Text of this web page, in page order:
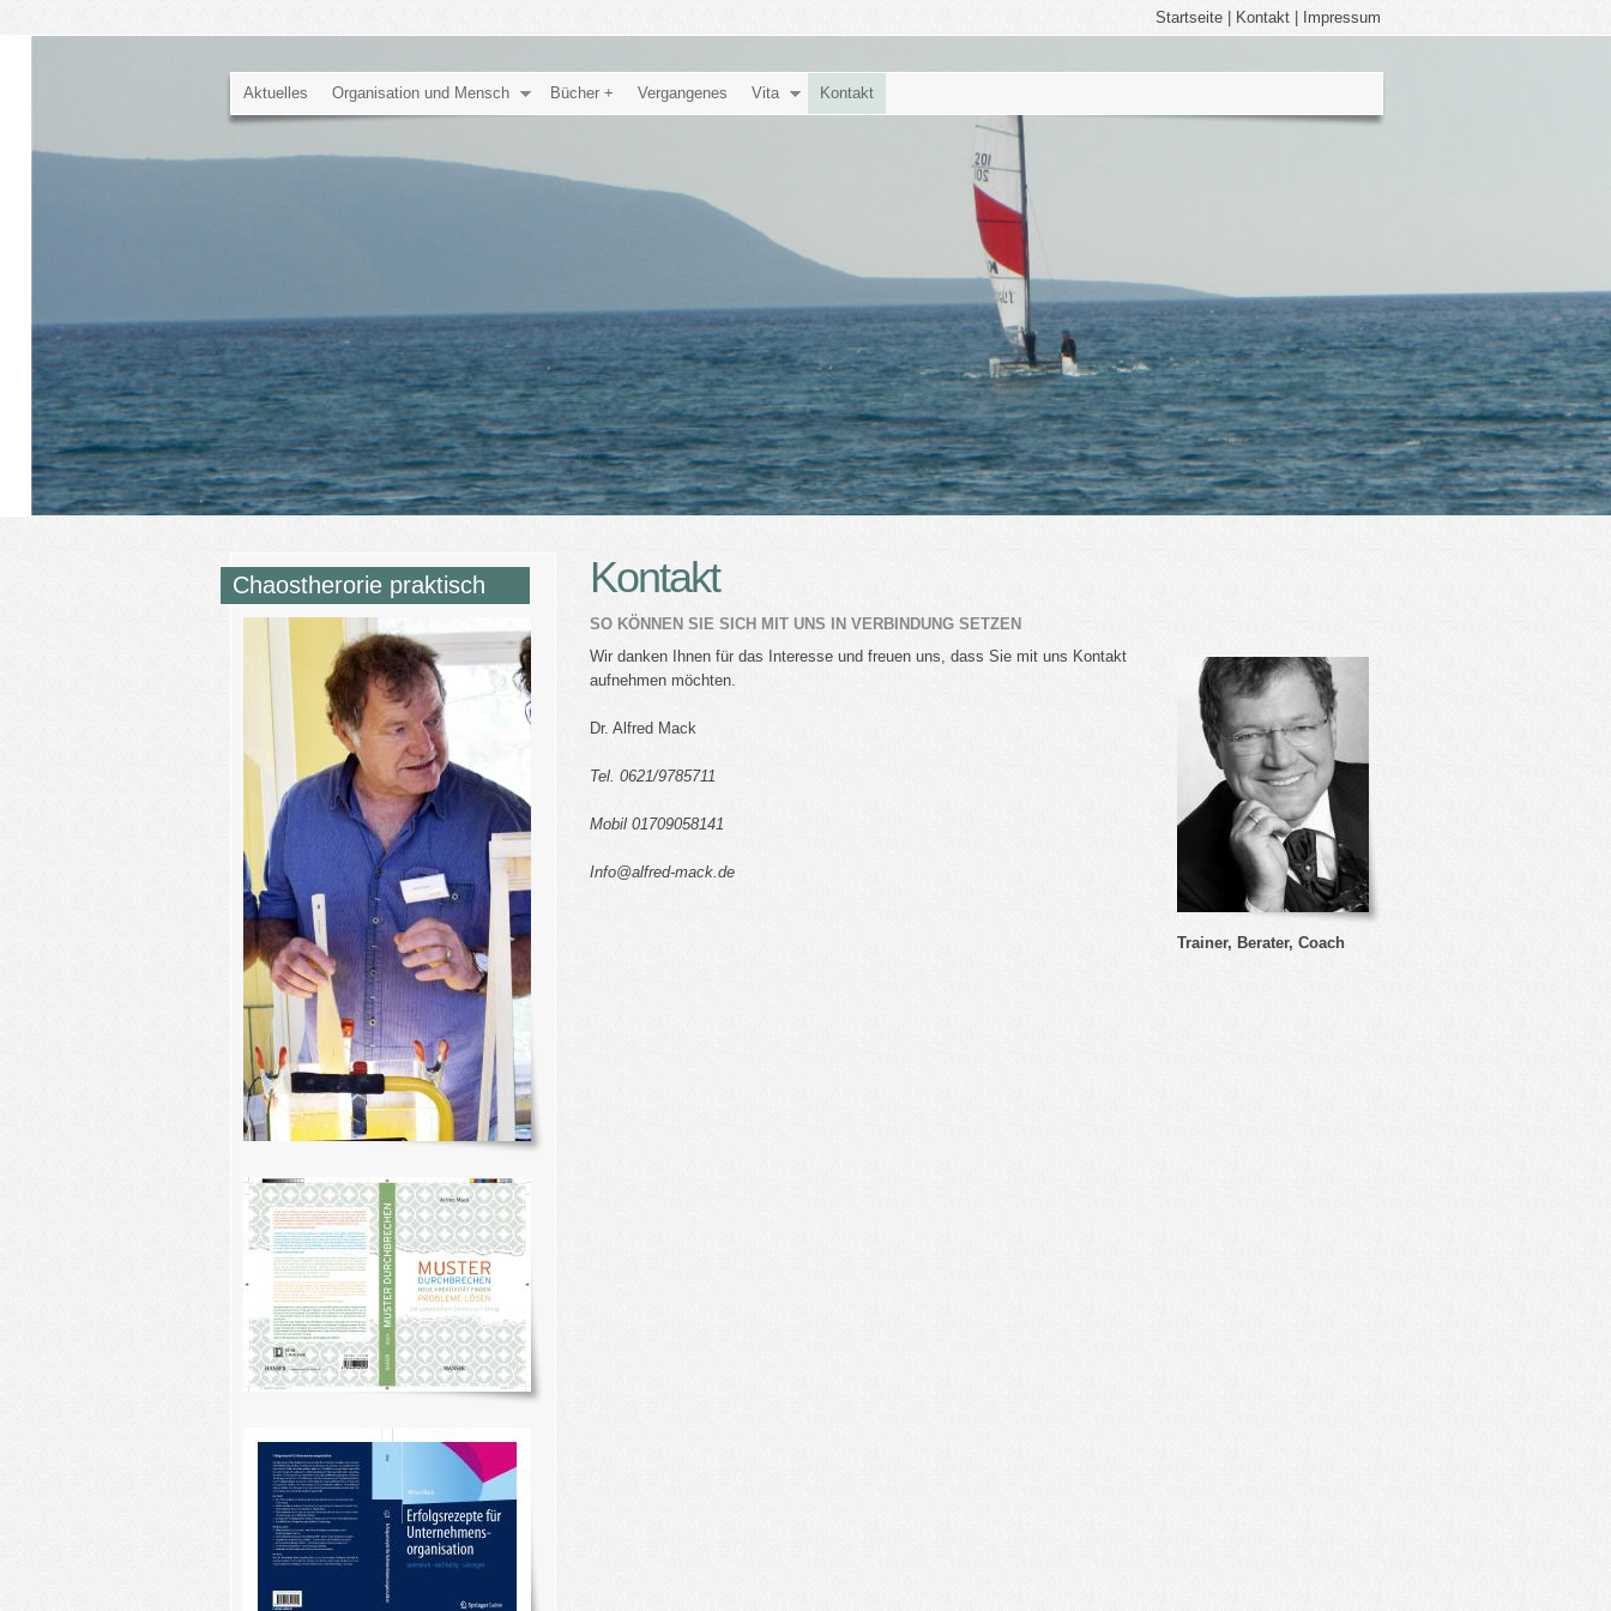
Startseite Kontakt Impressum
Aktuelles Organisation und Mensch Bücher + Vergangenes Vita Kontakt
Kontakt
SO KÖNNEN SIE SICH MIT UNS IN VERBINDUNG SETZEN
Trainer, Berater, Coach
Wir danken Ihnen für das Interesse und freuen uns, dass Sie mit uns Kontakt
aufnehmen möchten.
Dr. Alfred Mack
Tel. 0621/9785711
Mobil 01709058141
Info@alfred-mack.de
Chaostherorie praktisch